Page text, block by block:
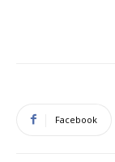
Facebook